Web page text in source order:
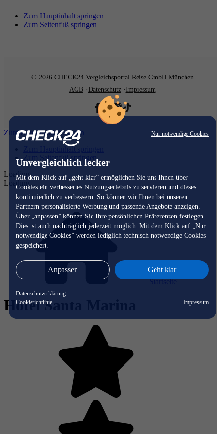
Nur notwendige Cookies
Unvergleichlich lecker
Mit dem Klick auf „geht klar” ermöglichen Sie uns Ihnen über
Cookies ein verbessertes Nutzungserlebnis zu servieren und dieses
kontinuierlich zu verbessern. So können wir Ihnen bei unseren
Partnern personalisierte Werbung und passende Angebote anzeigen.
Über „anpassen” können Sie Ihre persönlichen Präferenzen festlegen.
Dies ist auch nachträglich jederzeit möglich. Mit dem Klick auf „Nur
notwendige Cookies” werden lediglich technisch notwendige Cookies
gespeichert.
Anpassen Geht klar
Datenschutzerklärung
Cookierichtlinie
Impressum
Zum Hauptinhalt springen
Zum Seitenfuß springen
© 2026 CHECK24 Vergleichsportal Reise GmbH München
AGB
Datenschutz Impressum
Zum Hauptinhalt springen
Zum Hauptinhalt springen
Zum Seitenfuß springen
Loading...
Loading...
Startseite
Hotel Santa Marina